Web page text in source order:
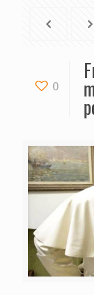
0